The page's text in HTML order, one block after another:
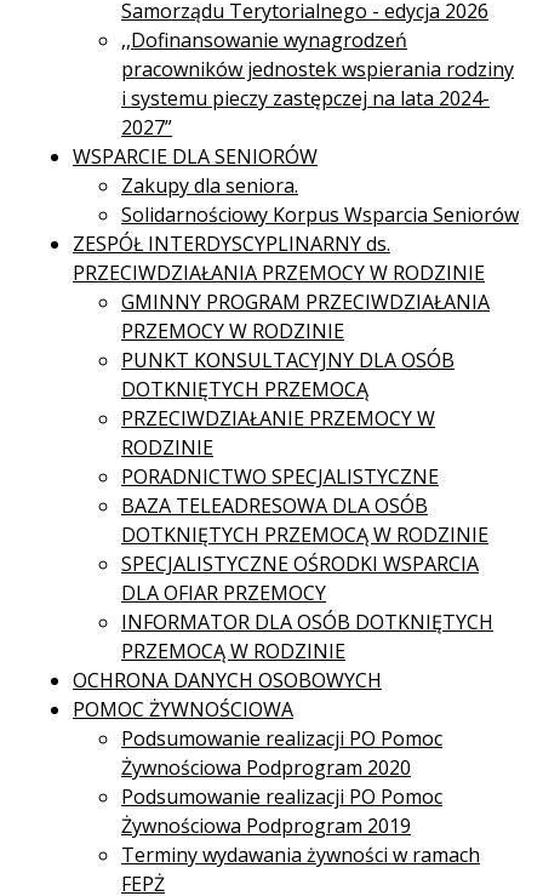
Samorządu Terytorialnego - edycja 2026
,,Dofinansowanie wynagrodzeń
pracowników jednostek wspierania rodziny
i systemu pieczy zastępczej na lata 2024-
2027”
WSPARCIE DLA SENIORÓW
Zakupy dla seniora.
Solidarnościowy Korpus Wsparcia Seniorów
ZESPÓŁ INTERDYSCYPLINARNY ds.
PRZECIWDZIAŁANIA PRZEMOCY W RODZINIE
GMINNY PROGRAM PRZECIWDZIAŁANIA
PRZEMOCY W RODZINIE
PUNKT KONSULTACYJNY DLA OSÓB
DOTKNIĘTYCH PRZEMOCĄ
PRZECIWDZIAŁANIE PRZEMOCY W
RODZINIE
PORADNICTWO SPECJALISTYCZNE
BAZA TELEADRESOWA DLA OSÓB
DOTKNIĘTYCH PRZEMOCĄ W RODZINIE
SPECJALISTYCZNE OŚRODKI WSPARCIA
DLA OFIAR PRZEMOCY
INFORMATOR DLA OSÓB DOTKNIĘTYCH
PRZEMOCĄ W RODZINIE
OCHRONA DANYCH OSOBOWYCH
POMOC ŻYWNOŚCIOWA
Podsumowanie realizacji PO Pomoc
Żywnościowa Podprogram 2020
Podsumowanie realizacji PO Pomoc
Żywnościowa Podprogram 2019
Terminy wydawania żywności w ramach
FEPŻ